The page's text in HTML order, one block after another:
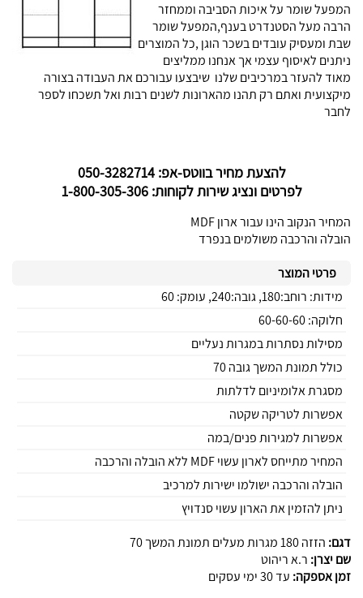
המפעל שומר על איכות הסביבה וממחזר
הרבה מעל הסטנדרט בענף,המפעל שומר
שבת ומעסיק עובדים בשכר הוגן ,כל המוצרים
ניתנים לאיסוף עצמי אך אנחנו ממליצים
מאוד להעזר במרכיבים שלנו שיבצעו עבורכם את העבודה בצורה
מיקצועית ואתם רק תהנו מהארונות לשנים רבות ואל תשכחו לספר
לחבר
להצעת מחיר בווטס-אפ: 050-3282714
לפרטים ונציג שירות לקוחות: 1-800-305-306
המחיר הנקוב הינו עבור ארון MDF
הובלה והרכבה משולמים בנפרד
פרטי המוצר
מידות: רוחב:180, גובה:240, עומק: 60
חלוקה: 60-60-60
מסילות נסתרות במגרות נעליים
כולל תמונת המשך גובה 70
מסגרת אלומיניום לדלתות
אפשרות לטריקה שקטה
אפשרות למגירות פנים/במה
המחיר מתייחס לארון עשוי MDF ללא הובלה והרכבה
הובלה והרכבה ישולמו ישירות למרכיב
ניתן להזמין את הארון עשוי סנדויץ
דגם: הזזה 180 מגרות מעלים תמונת המשך 70
שם יצרן: ר.א ריהוט
זמן אספקה: עד 30 ימי עסקים